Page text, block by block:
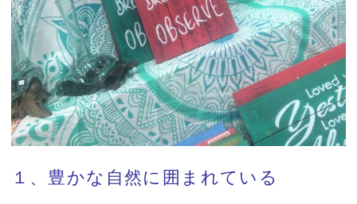
１、豊かな自然に囲まれている